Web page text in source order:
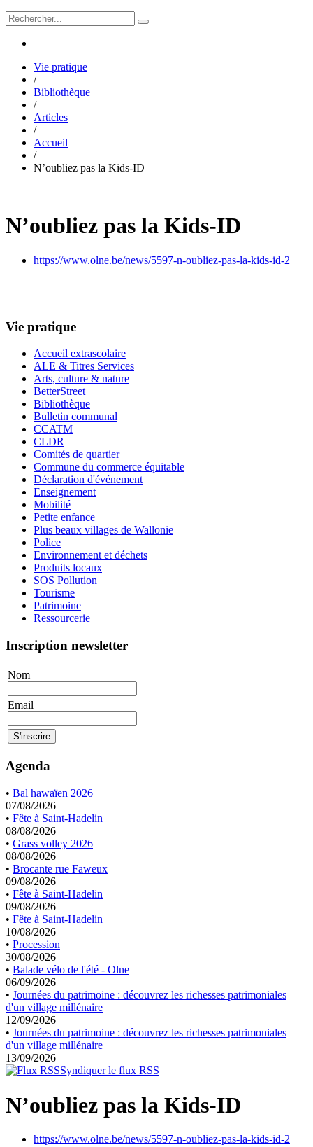
Vie pratique
/
Bibliothèque
/
Articles
/
Accueil
/
N’oubliez pas la Kids-ID
N’oubliez pas la Kids-ID
https://www.olne.be/news/5597-n-oubliez-pas-la-kids-id-2
Vie pratique
Accueil extrascolaire
ALE & Titres Services
Arts, culture & nature
BetterStreet
Bibliothèque
Bulletin communal
CCATM
CLDR
Comités de quartier
Commune du commerce équitable
Déclaration d'événement
Enseignement
Mobilité
Petite enfance
Plus beaux villages de Wallonie
Police
Environnement et déchets
Produits locaux
SOS Pollution
Tourisme
Patrimoine
Ressourcerie
Inscription newsletter
Nom
Email
Agenda
• Bal hawaïen 2026
07/08/2026
• Fête à Saint-Hadelin
08/08/2026
• Grass volley 2026
08/08/2026
• Brocante rue Faweux
09/08/2026
• Fête à Saint-Hadelin
09/08/2026
• Fête à Saint-Hadelin
10/08/2026
• Procession
30/08/2026
• Balade vélo de l'été - Olne
06/09/2026
• Journées du patrimoine : découvrez les richesses patrimoniales
d'un village millénaire
12/09/2026
• Journées du patrimoine : découvrez les richesses patrimoniales
d'un village millénaire
13/09/2026
Syndiquer le flux RSS
N’oubliez pas la Kids-ID
https://www.olne.be/news/5597-n-oubliez-pas-la-kids-id-2